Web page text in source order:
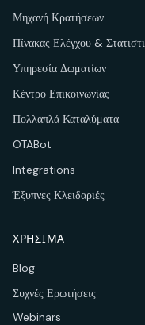
Μηχανή Κρατήσεων
Πίνακας Ελέγχου &
Υπηρεσία Δωματίων
Κέντρο Επικοινωνίας
Πολλαπλά Καταλύματα
OTABot
Integrations
Έξυπνες Κλειδαριές
ΧΡΉΣΙΜΑ
Blog
Συχνές Ερωτήσεις
Webinars